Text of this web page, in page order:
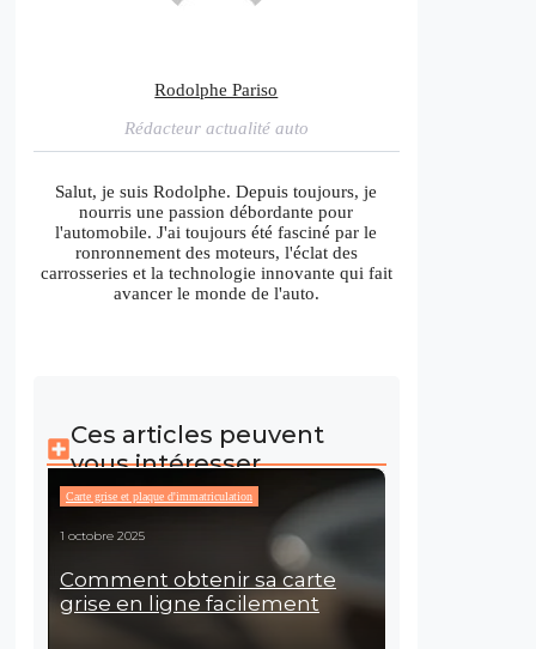
Rodolphe Pariso
Rédacteur actualité auto
Salut, je suis Rodolphe. Depuis toujours, je
nourris une passion débordante pour
l'automobile. J'ai toujours été fasciné par le
ronronnement des moteurs, l'éclat des
carrosseries et la technologie innovante qui fait
avancer le monde de l'auto.
Ces articles peuvent
vous intéresser
Carte grise et plaque d'immatriculation
1 octobre 2025
Comment obtenir sa carte
grise en ligne facilement